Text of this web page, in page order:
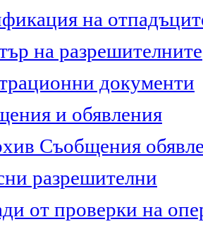
на
на разрешителните
документи
и обявления
Съобщения
разрешителни
от проверки на